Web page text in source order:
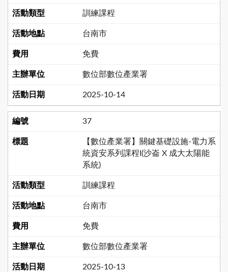
訓練課程
台南市
免費
數位部數位產業署
2025-10-14
37
【數位產業署】關鍵基礎設施-電力系
統資安系列課程I(沙崙 X 成大太陽能
系統)
訓練課程
台南市
免費
數位部數位產業署
2025-10-13